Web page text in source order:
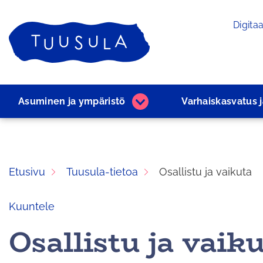
sisältöön
Etusivu
Asuminen ja ­ympäristö
Asuminen
ja
Varhaiskasvatus
Etusivu Tuusula-tietoa Osallistu ja vaikuta
Kuuntele
Osallistu ja